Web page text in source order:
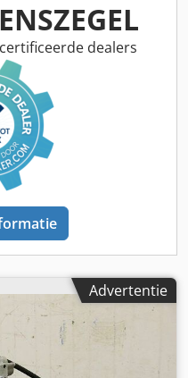
dealers
Advertentie